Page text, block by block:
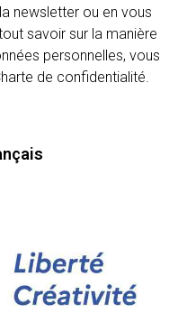
newsletter ou en vous
savoir sur la manière
personnelles, vous
de confidentialité.